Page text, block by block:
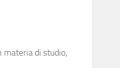
materia di studio,